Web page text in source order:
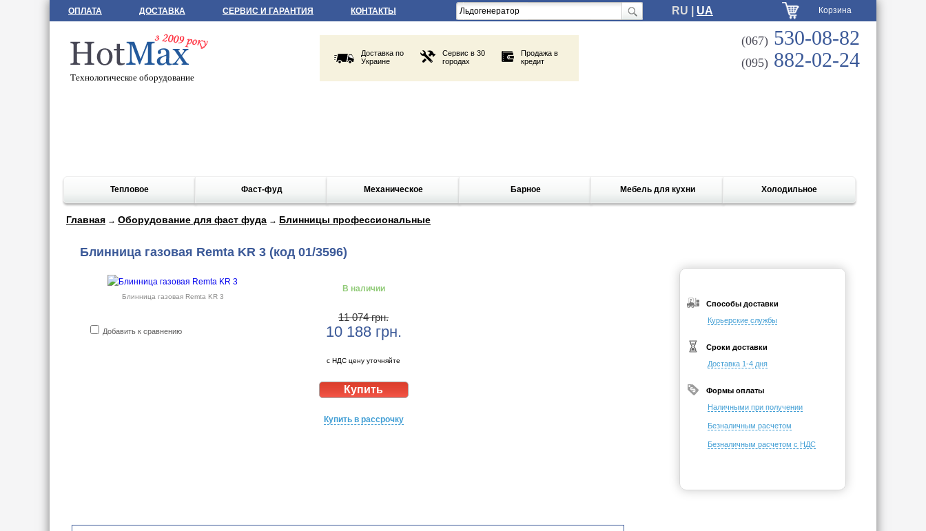
ОПЛАТА ДОСТАВКА СЕРВИС И ГАРАНТИЯ КОНТАКТЫ RU | UA Корзина
Технологическое оборудование
Доставка по
Украине
Сервис в 30
городах
Продажа в
кредит
(067) 530-08-82
(095) 882-02-24
Тепловое Фаст-фуд Механическое Барное Мебель для кухни Холодильное
Главная → Оборудование для фаст фуда → Блинницы профессиональные
Блинница газовая Remta KR 3 (код 01/3596)
Блинница газовая Remta KR 3
Добавить к сравнению
В наличии
11 074 грн.
10 188грн.
с НДС цену уточняйте
Купить в рассрочку
Способы доставки
Курьерские службы
Сроки доставки
Доставка 1-4 дня
Формы оплаты
Наличными при получении
Безналичным расчетом
Безналичным расчетом с НДС